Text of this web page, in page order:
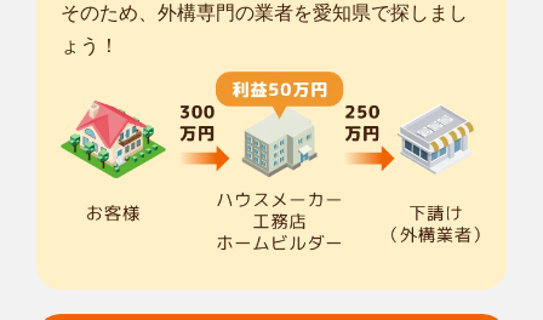
そのため、外構専門の業者を愛知県で探しまし
ょう！